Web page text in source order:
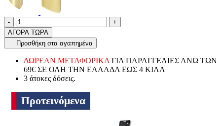
Ποσότητα
-product.increase.quantity +
ΑΓΟΡΑ ΤΩΡΑ
Προσθήκη στα αγαπημένα
ΔΩΡΕΑΝ ΜΕΤΑΦΟΡΙΚΑ ΓΙΑ ΠΑΡΑΓΓΕΛΙΕΣ ΑΝΩ ΤΩΝ
69€ ΣΕ ΟΛΗ ΤΗΝ ΕΛΛΑΔΑ ΕΩΣ 4 ΚΙΛΑ
3 άτοκες δόσεις.
Προτεινόμενα